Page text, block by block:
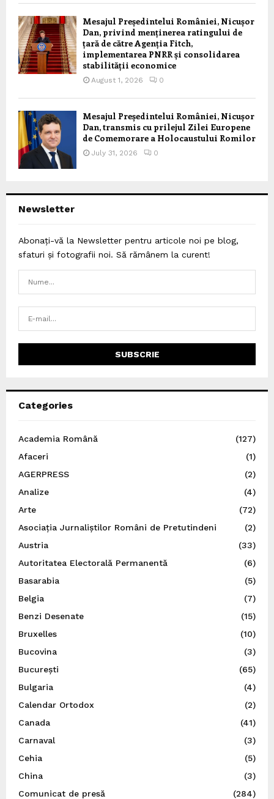
Mesajul Președintelui României, Nicușor
Dan, privind menținerea ratingului de
țară de către Agenția Fitch,
implementarea PNRR și consolidarea
stabilității economice
August 1, 2026 0
Mesajul Președintelui României, Nicușor
Dan, transmis cu prilejul Zilei Europene
de Comemorare a Holocaustului Romilor
July 31, 2026 0
Newsletter
Abonați-vă la Newsletter pentru articole noi pe blog,
sfaturi și fotografii noi. Să rămânem la curent!
Categories
Academia Română
(127)
Afaceri
(1)
AGERPRESS
(2)
Analize
(4)
Arte
(72)
Asociația Jurnaliștilor Români de Pretutindeni
(2)
Austria
(33)
Autoritatea Electorală Permanentă
(6)
Basarabia
(5)
Belgia
(7)
Benzi Desenate
(15)
Bruxelles
(10)
Bucovina
(3)
București
(65)
Bulgaria
(4)
Calendar Ortodox
(2)
Canada
(41)
Carnaval
(3)
Cehia
(5)
China
(3)
Comunicat de presă
(284)